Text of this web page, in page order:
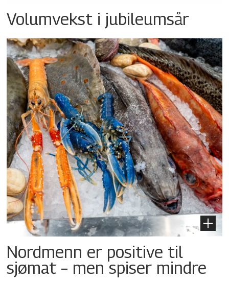
Volumvekst i jubileumsår
Nordmenn er positive til
sjømat – men spiser mindre